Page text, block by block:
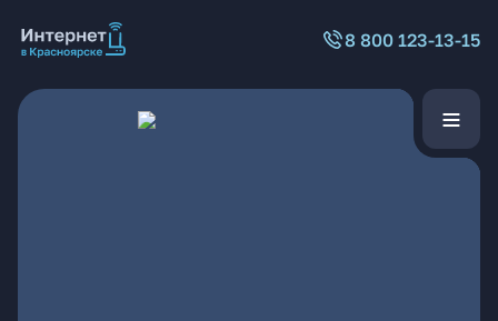
8 800 123-13-15